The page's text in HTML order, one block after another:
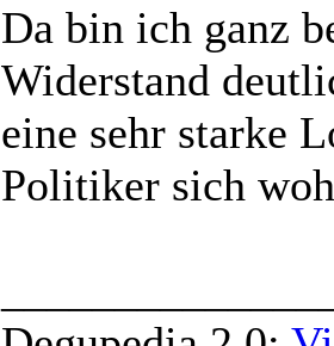
Da bin ich ganz
Widerstand
eine sehr starke
Politiker sich